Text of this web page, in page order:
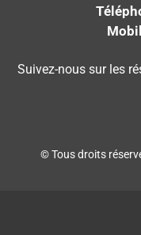
Suivez-nous sur les
© Tous droits